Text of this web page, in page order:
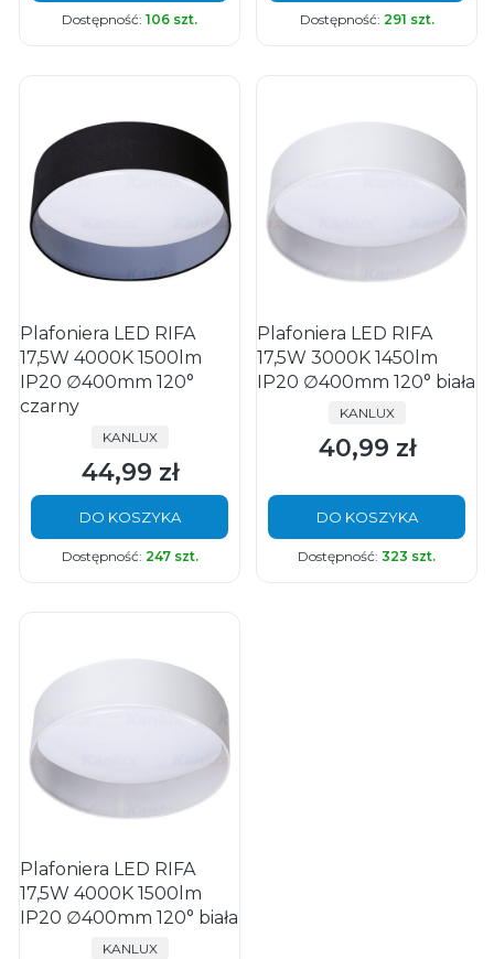
Dostępność: 106 szt. Dostępność: 291 szt.
Plafoniera LED RIFA
17,5W 4000K 1500lm
IP20 ∅400mm 120°
czarny
PRODUCENT
KANLUX
Cena
44,99 zł
DO KOSZYKA
Dostępność: 247 szt.
Plafoniera LED RIFA
17,5W 3000K 1450lm
IP20 ∅400mm 120° biała
PRODUCENT
KANLUX
Cena
40,99 zł
DO KOSZYKA
Dostępność: 323 szt.
Plafoniera LED RIFA
17,5W 4000K 1500lm
IP20 ∅400mm 120° biała
PRODUCENT
KANLUX